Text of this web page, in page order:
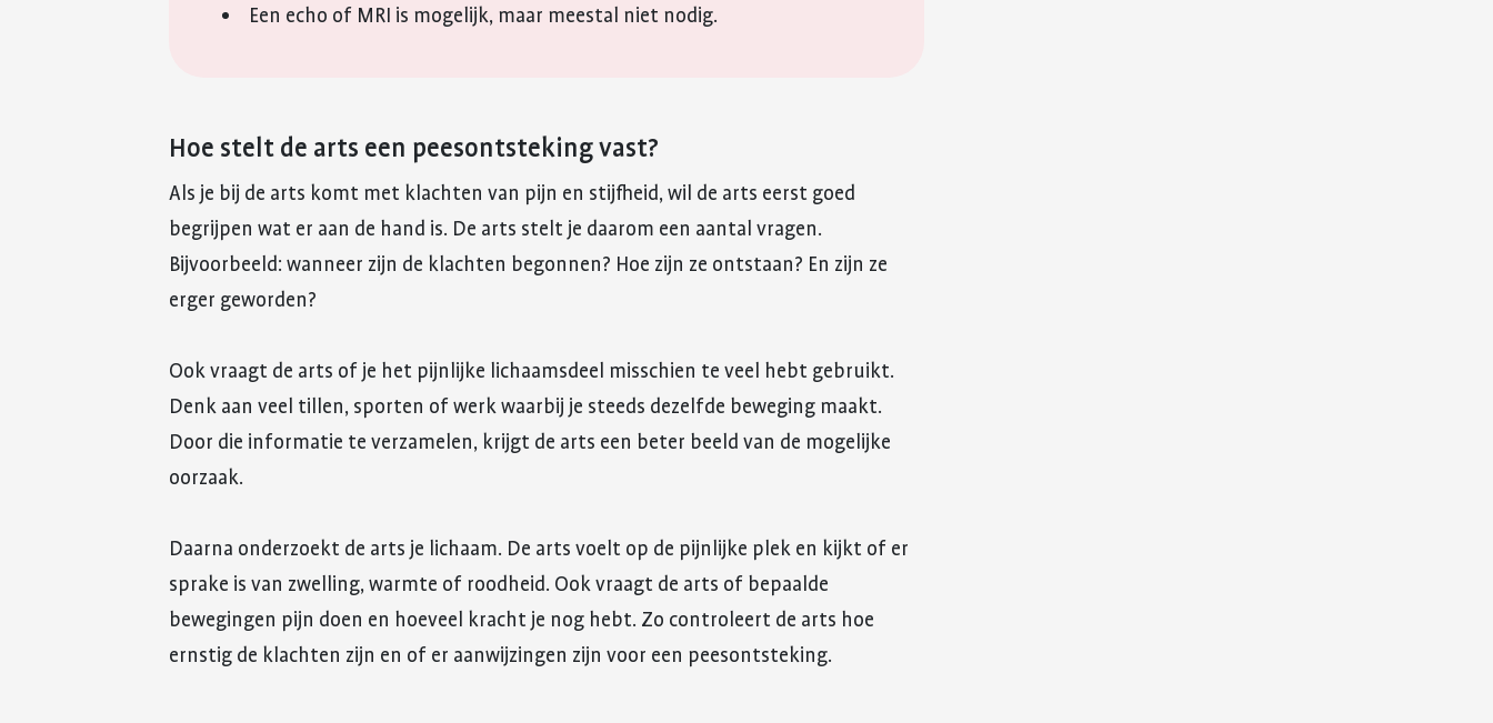
Een echo of MRI is mogelijk, maar meestal niet nodig.
Hoe stelt de arts een peesontsteking vast?
Als je bij de arts komt met klachten van pijn en stijfheid, wil de arts eerst goed
begrijpen wat er aan de hand is. De arts stelt je daarom een aantal vragen.
Bijvoorbeeld: wanneer zijn de klachten begonnen? Hoe zijn ze ontstaan? En zijn ze
erger geworden?
Ook vraagt de arts of je het pijnlijke lichaamsdeel misschien te veel hebt gebruikt.
Denk aan veel tillen, sporten of werk waarbij je steeds dezelfde beweging maakt.
Door die informatie te verzamelen, krijgt de arts een beter beeld van de mogelijke
oorzaak.
Daarna onderzoekt de arts je lichaam. De arts voelt op de pijnlijke plek en kijkt of er
sprake is van zwelling, warmte of roodheid. Ook vraagt de arts of bepaalde
bewegingen pijn doen en hoeveel kracht je nog hebt. Zo controleert de arts hoe
ernstig de klachten zijn en of er aanwijzingen zijn voor een peesontsteking.